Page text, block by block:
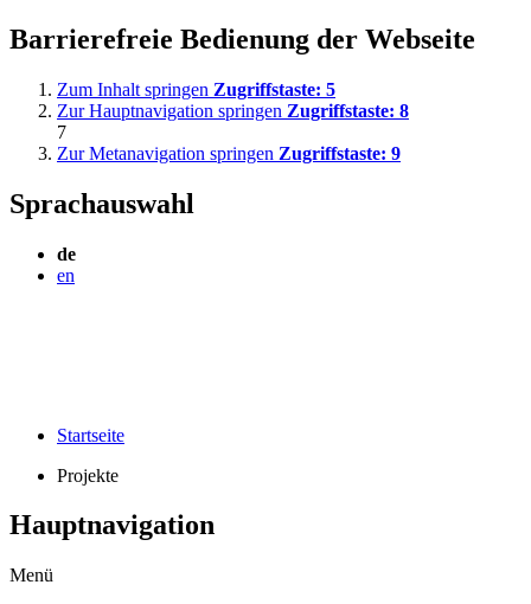
Barrierefreie Bedienung der Webseite
Zum Inhalt springen Zugriffstaste: 5
Zur Hauptnavigation springen Zugriffstaste: 8
7
Zur Metanavigation springen Zugriffstaste: 9
Sprachauswahl
de
en
Startseite
Projekte
Hauptnavigation
Menü